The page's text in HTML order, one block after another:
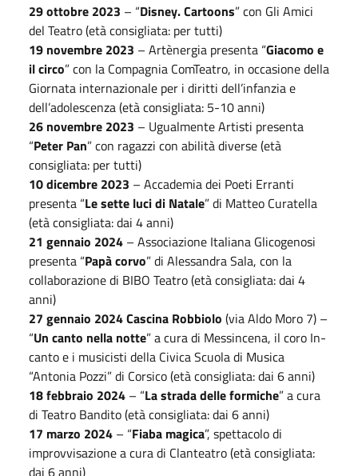
29 ottobre 2023 – “Disney. Cartoons” con Gli Amici
del Teatro (età consigliata: per tutti)
19 novembre 2023 – Artènergia presenta “Giacomo e
il circo” con la Compagnia ComTeatro, in occasione della
Giornata internazionale per i diritti dell’infanzia e
dell’adolescenza (età consigliata: 5-10 anni)
26 novembre 2023 – Ugualmente Artisti presenta
“Peter Pan” con ragazzi con abilità diverse (età
consigliata: per tutti)
10 dicembre 2023 – Accademia dei Poeti Erranti
presenta “Le sette luci di Natale” di Matteo Curatella
(età consigliata: dai 4 anni)
21 gennaio 2024 – Associazione Italiana Glicogenosi
presenta “Papà corvo” di Alessandra Sala, con la
collaborazione di BIBO Teatro (età consigliata: dai 4
anni)
27 gennaio 2024 Cascina Robbiolo (via Aldo Moro 7) –
“Un canto nella notte” a cura di Messincena, il coro In-
canto e i musicisti della Civica Scuola di Musica
“Antonia Pozzi” di Corsico (età consigliata: dai 6 anni)
18 febbraio 2024 – “La strada delle formiche” a cura
di Teatro Bandito (età consigliata: dai 6 anni)
17 marzo 2024 – “Fiaba magica”, spettacolo di
improvvisazione a cura di Clanteatro (età consigliata:
dai 6 anni)